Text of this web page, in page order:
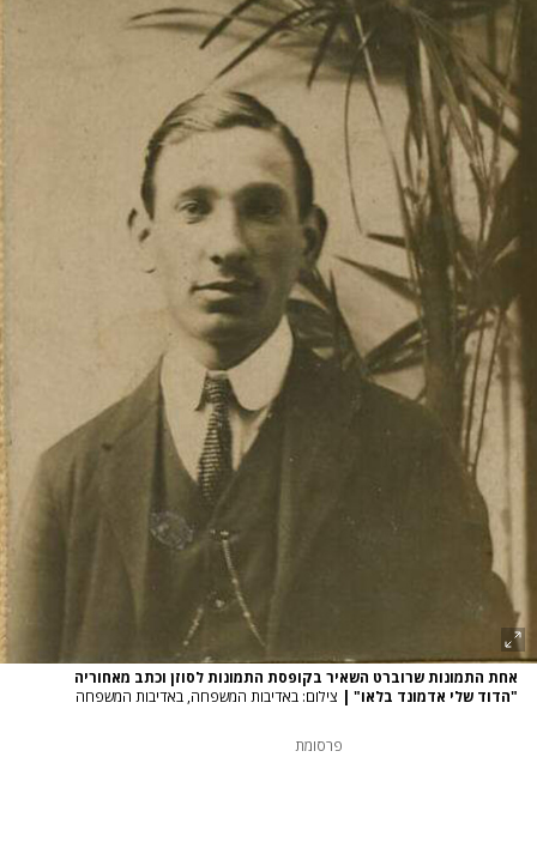
אחת התמונות שרוברט השאיר בקופסת התמונות לסוזן וכתב מאחוריה
"הדוד שלי אדמונד בלאו" | צילום: באדיבות המשפחה, באדיבות המשפחה
פרסומת